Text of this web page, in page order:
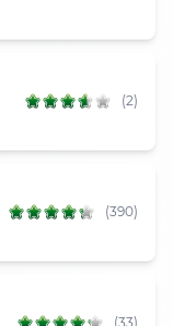
(2)
(390)
(33)